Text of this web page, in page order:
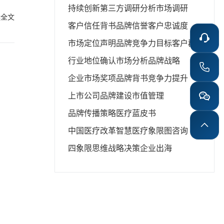
心
增
文
持续创新第三方调研分析市场调研
客户信任背书品牌信誉客户忠诚度
市场定位声明品牌竞争力 目标客户群
行业地位确认市场分析品牌战略
企业市场奖项品牌背书竞争力提升
上市公司品牌建设市值管理
品牌传播策略医疗蓝皮书
中国医疗改革智慧医疗象限图咨询
四象限思维战略决策企业出海